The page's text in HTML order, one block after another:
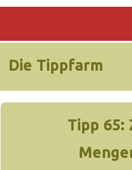
Die Tippfarm
Tipp 65: